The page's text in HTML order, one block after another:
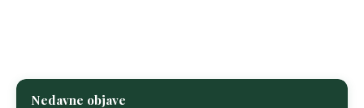
Nedavne objave